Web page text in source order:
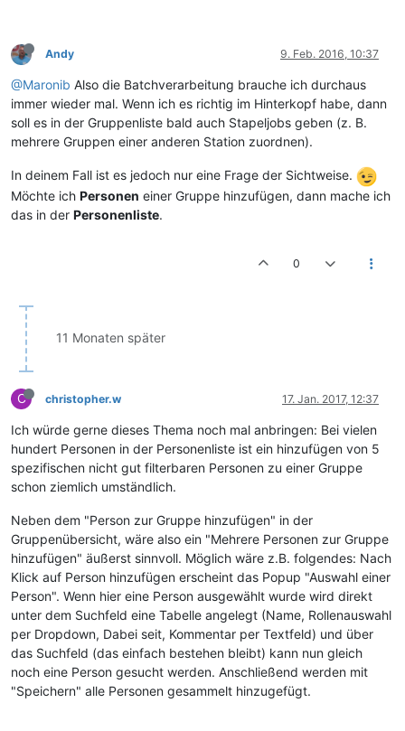
Andy 9. Feb. 2016, 10:37
@Maronib Also die Batchverarbeitung brauche ich durchaus
immer wieder mal. Wenn ich es richtig im Hinterkopf habe, dann
soll es in der Gruppenliste bald auch Stapeljobs geben (z. B.
mehrere Gruppen einer anderen Station zuordnen).
In deinem Fall ist es jedoch nur eine Frage der Sichtweise.
Möchte ich Personen einer Gruppe hinzufügen, dann mache ich
das in der Personenliste.
0
11 Monaten später
C christopher.w 17. Jan. 2017, 12:37
Ich würde gerne dieses Thema noch mal anbringen: Bei vielen
hundert Personen in der Personenliste ist ein hinzufügen von 5
spezifischen nicht gut filterbaren Personen zu einer Gruppe
schon ziemlich umständlich.
Neben dem "Person zur Gruppe hinzufügen" in der
Gruppenübersicht, wäre also ein "Mehrere Personen zur Gruppe
hinzufügen" äußerst sinnvoll. Möglich wäre z.B. folgendes: Nach
Klick auf Person hinzufügen erscheint das Popup "Auswahl einer
Person". Wenn hier eine Person ausgewählt wurde wird direkt
unter dem Suchfeld eine Tabelle angelegt (Name, Rollenauswahl
per Dropdown, Dabei seit, Kommentar per Textfeld) und über
das Suchfeld (das einfach bestehen bleibt) kann nun gleich
noch eine Person gesucht werden. Anschließend werden mit
"Speichern" alle Personen gesammelt hinzugefügt.